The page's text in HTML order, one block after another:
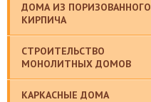
ДОМА ИЗ ПОРИЗОВАННОГО
КИРПИЧА
СТРОИТЕЛЬСТВО
МОНОЛИТНЫХ ДОМОВ
КАРКАСНЫЕ ДОМА